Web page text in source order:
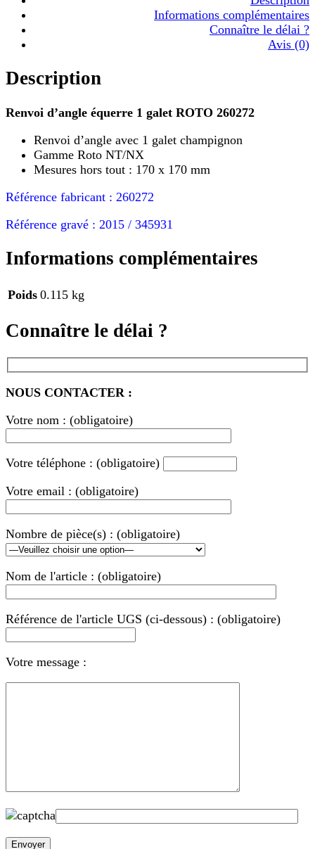
Informations complémentaires
Connaître le délai ?
Avis (0)
Description
Renvoi d’angle équerre 1 galet ROTO 260272
Renvoi d’angle avec 1 galet champignon
Gamme Roto NT/NX
Mesures hors tout : 170 x 170 mm
Référence fabricant : 260272
Référence gravé : 2015 / 345931
Informations complémentaires
Poids 0.115 kg
Connaître le délai ?
NOUS CONTACTER :
Votre nom : (obligatoire)
Votre téléphone : (obligatoire)
Votre email : (obligatoire)
Nombre de pièce(s) : (obligatoire)
Nom de l'article : (obligatoire)
Référence de l'article UGS (ci-dessous) : (obligatoire)
Votre message :